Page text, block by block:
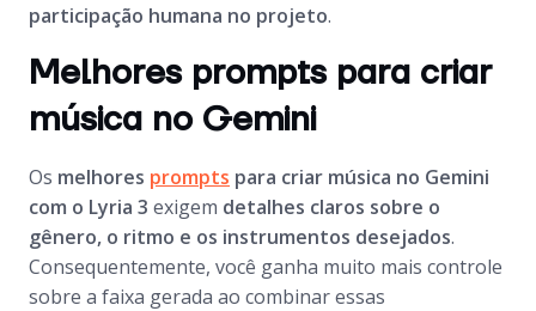
participação humana no projeto.
Melhores prompts para criar
música no Gemini
Os melhores prompts para criar música no Gemini
com o Lyria 3 exigem detalhes claros sobre o
gênero, o ritmo e os instrumentos desejados.
Consequentemente, você ganha muito mais controle
sobre a faixa gerada ao combinar essas